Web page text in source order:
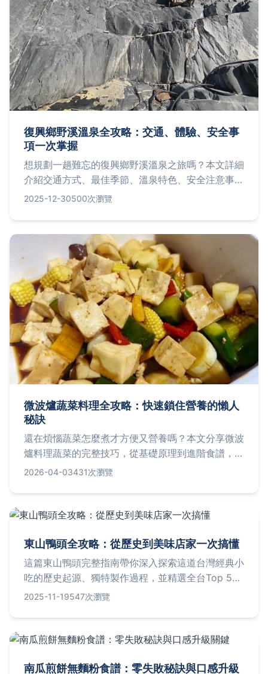
復興鄉野溪溫泉全攻略：交通、體驗、安全事
項一次掌握
想規劃一趟難忘的復興鄉野溪溫泉之旅嗎？本文詳細
介紹交通方式、最佳季節、溫泉特色、安全注意事
項，並分享個人真實體驗，幫助你輕鬆探索這個自然
2025-12-30500次瀏覽
微波爐蔬菜料理全攻略：快速鎖住營養的懶人
秘訣
還在煩惱蔬菜怎麼煮才方便又營養嗎？本文分享微波
爐料理蔬菜的完整技巧，從基礎原理到進階食譜，教
你如何避免蔬菜軟爛、保留鮮脆口感和維生素，輕鬆
2026-04-03431次瀏覽
東山鴨頭全攻略：從歷史到美味店家一次搞懂
這篇東山鴨頭完整指南帶你深入探索這道台灣經典小
吃的歷史起源、獨特製作過程，並精選全台Top 5必
吃店家，附上詳細地址、價格、營業時間與特色。還
你從新手變老饕，解決所有關於東山鴨頭的疑問。
2025-11-19547次瀏覽
南瓜煎餅無麵粉食譜：零失敗秘訣與口感升級